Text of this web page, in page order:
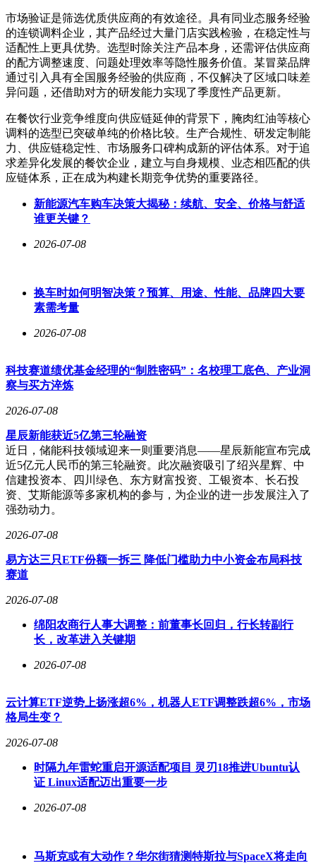
市场验证是筛选优质供应商的有效途径。具有同业态服务经验
的连锁调料企业，其产品经过大量门店实践检验，在稳定性与
适配性上更具优势。选型时除关注产品本身，还需评估供应商
的配方调整速度、问题处理效率等隐性服务价值。某冒菜品牌
通过引入具有全国服务经验的供应商，不仅解决了区域口味差
异问题，还借助对方的研发能力实现了季度性产品更新。
在餐饮行业竞争维度向供应链延伸的背景下，腌肉红油等核心
调料的选型已突破单纯的价格比较。生产合规性、研发定制能
力、供应链稳定性、市场服务口碑构成新的评估体系。对于追
求差异化发展的餐饮企业，建立与自身规模、业态相匹配的供
应链体系，正在成为构建长期竞争优势的重要路径。
新能源汽车购车决策大揭秘：续航、安全、价格与舒适
谁更关键？
2026-07-08
换车时如何明智决策？预算、用途、性能、品牌四大要
素需考量
2026-07-08
科技赛道绩优基金经理的“制胜密码”：名校理工底色、产业洞
察与买方淬炼
2026-07-08
星辰新能获近5亿第三轮融资
近日，储能科技领域迎来一则重要消息——星辰新能宣布完成
近5亿元人民币的第三轮融资。此次融资吸引了绍兴星辉、中
信建投资本、四川绿色、东方财富投资、工银资本、长石投
资、艾斯能源等多家机构的参与，为企业的进一步发展注入了
强劲动力。
2026-07-08
易方达三只ETF份额一拆三 降低门槛助力中小资金布局科技
赛道
2026-07-08
绵阳农商行人事大调整：前董事长回归，行长转副行
长，改革进入关键期
2026-07-08
云计算ETF逆势上扬涨超6%，机器人ETF调整跌超6%，市场
格局生变？
2026-07-08
时隔九年雷蛇重启开源适配项目 灵刃18推进Ubuntu认
证 Linux适配迈出重要一步
2026-07-08
马斯克或有大动作？华尔街猜测特斯拉与SpaceX将走向